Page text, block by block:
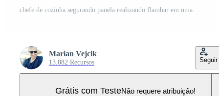
chefe de cozinha segurando panela realizando flambar em uma prato dentro isto Foto Pro
Marian Vejcik
13.882 Recursos Seguir
Grátis com TesteNão requere atribuição!